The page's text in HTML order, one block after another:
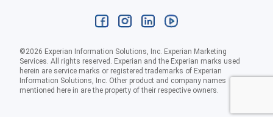
©2026 Experian Information Solutions, Inc. Experian Marketing
Services. All rights reserved. Experian and the Experian marks used
herein are service marks or registered trademarks of Experian
Information Solutions, Inc. Other product and company names
mentioned here in are the property of their respective owners.